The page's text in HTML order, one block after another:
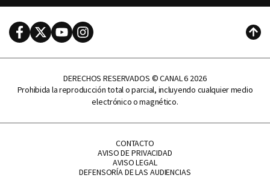
FacebookTwitterYoutubeInstagram
DERECHOS RESERVADOS © CANAL 6 2026
Prohibida la reproducción total o parcial, incluyendo cualquier medio
electrónico o magnético.
CONTACTO
AVISO DE PRIVACIDAD
AVISO LEGAL
DEFENSORÍA DE LAS AUDIENCIAS